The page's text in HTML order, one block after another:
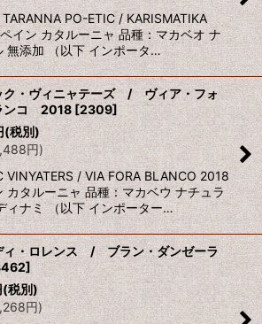
TARANNA PO-ETIC / KARISMATIKA
イン カタルーニャ 品種：マカベオ ナ
無添加 （以下 インポータ…
ク・ヴィニャテーズ / ヴィア・フォ
ンコ 2018 [2309]
(税別)
円)
VINYATERS / VIA FORA BLANCO 2018
カタルーニャ 品種：マカベウ ナチュラ
ィナミ （以下 インポーター…
ィ・ロレンス / ブラン・ダンゼーラ
]
(税別)
円)